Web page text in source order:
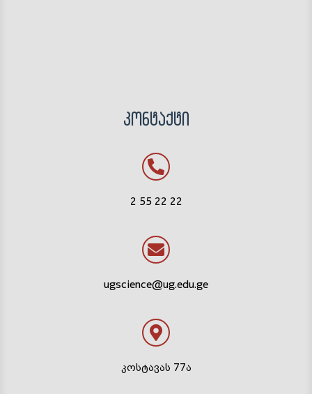
კონტაქტი
2 55 22 22
ugscience@ug.edu.ge
კოსტავას 77ა